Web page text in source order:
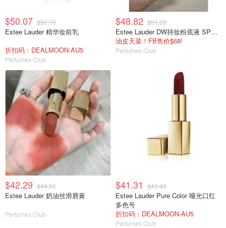
$50.07 $52.70
Estee Lauder 精华妆前乳
折扣码：DEALMOON-AU5
Perfumes Club
$48.82 $51.39
Estee Lauder DW持妆粉底液 SPF10
油皮天菜！FB售价$68!
Perfumes Club
$42.29 $44.52
Estee Lauder 奶油丝滑唇膏
Perfumes Club
$41.31 $43.48
Estee Lauder Pure Color 哑光口红
多色号
折扣码：DEALMOON-AU5
Perfumes Club